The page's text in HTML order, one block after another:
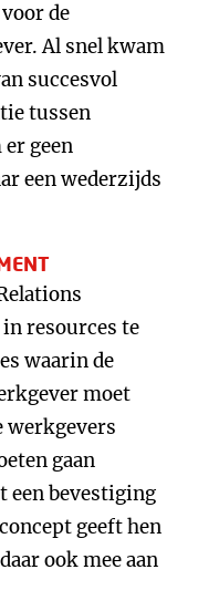
de
Al snel kwam
succesvol
tussen
geen
een wederzijds
resources te
waarin de
moet
werkgevers
gaan
een bevestiging
geeft hen
ook mee aan